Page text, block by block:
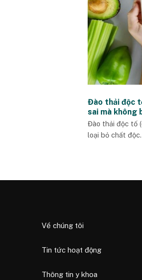
Đào thải độc
sai mà không
Đào thải độc tố
loại bỏ chất
Về chúng tôi
Tin tức hoạt động
Thông tin y khoa